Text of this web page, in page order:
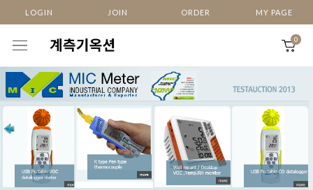
LOGIN JOIN ORDER MY PAGE
0